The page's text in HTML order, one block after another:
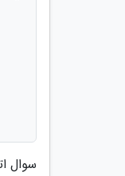
سوال